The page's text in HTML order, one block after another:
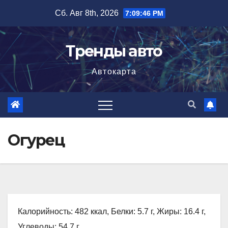
содержимому
Сб. Авг 8th, 2026 7:09:48 PM
Тренды авто
Автокарта
Огурец
Калорийность: 482 ккал, Белки: 5.7 г, Жиры: 16.4 г,